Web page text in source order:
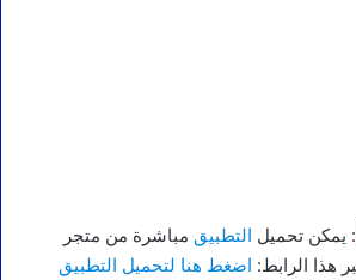
: يمكن تحميل التطبيق مباشرة من متجر
اضغط هنا لتحميل التطبيق